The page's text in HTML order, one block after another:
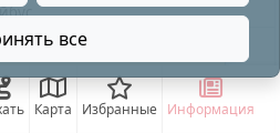
Карта Избранные Информация
по троллейбусу на
все